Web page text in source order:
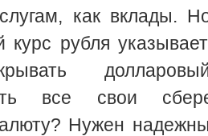
как вклады.
курс рубля
все свои
Нужен